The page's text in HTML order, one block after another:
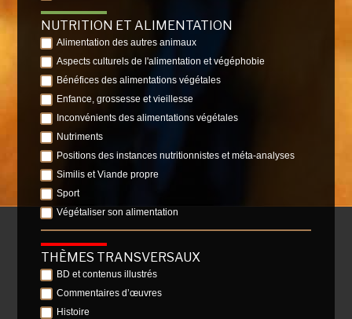
NUTRITION ET ALIMENTATION
Alimentation des autres animaux
Aspects culturels de l'alimentation et végéphobie
Bénéfices des alimentations végétales
Enfance, grossesse et vieillesse
Inconvénients des alimentations végétales
Nutriments
Positions des instances nutritionnistes et méta-analyses
Similis et Viande propre
Sport
Végétaliser son alimentation
THÈMES TRANSVERSAUX
BD et contenus illustrés
Commentaires d’œuvres
Histoire